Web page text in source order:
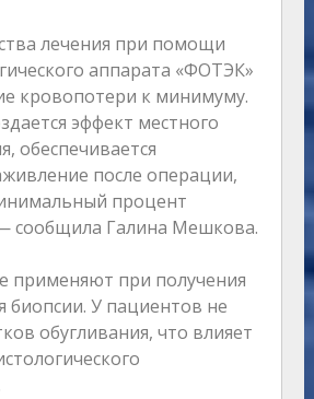
лечения при помощи
аппарата «ФОТЭК»
кровопотери к минимуму.
эффект местного
обеспечивается
после операции,
процент
сообщила Галина Мешкова.
применяют при получения
биопсии. У пациентов не
обугливания, что влияет